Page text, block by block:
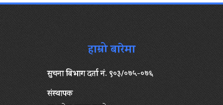
हाम्रो बारेमा
सुचना बिभाग दर्ता नं. ९०३/०७५-०७६
संस्थापक